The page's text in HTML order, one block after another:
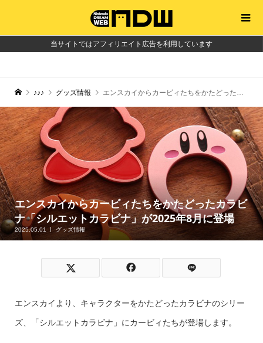
当サイトではアフィリエイト広告を利用しています
♪♪♪ グッズ情報 エンスカイからカービィたちをかたどったカラビナ「シルエットカラビナ」が2025年8月に登場
エンスカイからカービィたちをかたどったカラビ
ナ「シルエットカラビナ」が2025年8月に登場
2025.05.01 グッズ情報
エンスカイより、キャラクターをかたどったカラビナのシリー
ズ、「シルエットカラビナ」にカービィたちが登場します。